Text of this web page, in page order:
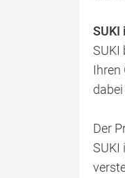
SUKI
Ihren
Der
SUKI